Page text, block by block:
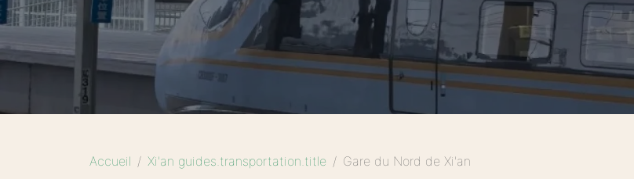
Accueil Xi'an guides.transportation.title Gare du Nord de Xi'an